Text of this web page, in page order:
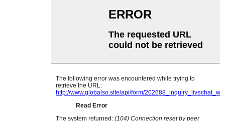
Samoan
Scots Gaelic
Sindhi
Swahili
Tajik
Thai